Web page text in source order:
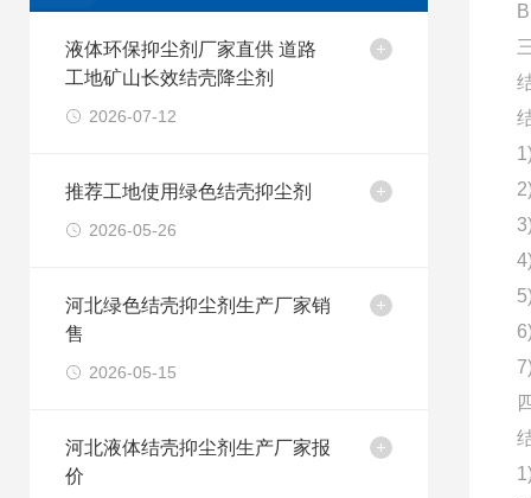
液体环保抑尘剂厂家直供 道路
工地矿山长效结壳降尘剂
2026-07-12
推荐工地使用绿色结壳抑尘剂
2026-05-26
河北绿色结壳抑尘剂生产厂家销
售
2026-05-15
河北液体结壳抑尘剂生产厂家报
价